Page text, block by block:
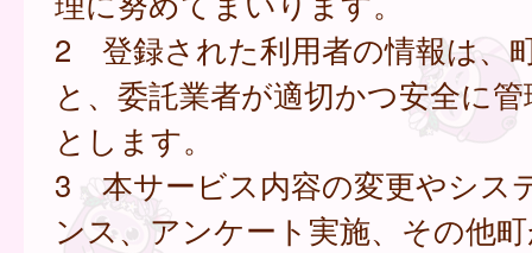
2 登録された利用者の情報は、
と、委託業者が適切かつ安全に
とします。
3 本サービス内容の変更やシス
ンス、アンケート実施、その他